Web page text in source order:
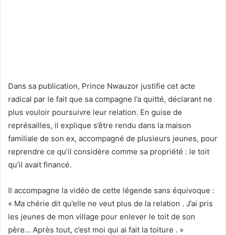
Dans sa publication, Prince Nwauzor justifie cet acte
radical par le fait que sa compagne l’a quitté, déclarant ne
plus vouloir poursuivre leur relation. En guise de
représailles, il explique s’être rendu dans la maison
familiale de son ex, accompagné de plusieurs jeunes, pour
reprendre ce qu’il considère comme sa propriété : le toit
qu’il avait financé.
Il accompagne la vidéo de cette légende sans équivoque :
« Ma chérie dit qu’elle ne veut plus de la relation . J’ai pris
les jeunes de mon village pour enlever le toit de son
père… Après tout, c’est moi qui ai fait la toiture . »